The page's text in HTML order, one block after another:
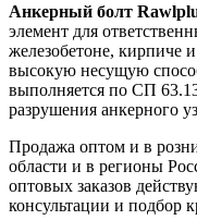
Анкерный болт
элемент для
железобетоне, кирпиче
высокую несущую
выполняется по СП
разрушения анкерного
Продажа оптом и в
области и в регионы
оптовых заказов
консультации и подбор